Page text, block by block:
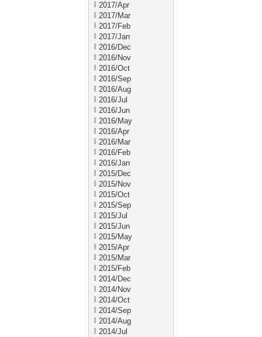
2017/Apr
2017/Mar
2017/Feb
2017/Jan
2016/Dec
2016/Nov
2016/Oct
2016/Sep
2016/Aug
2016/Jul
2016/Jun
2016/May
2016/Apr
2016/Mar
2016/Feb
2016/Jan
2015/Dec
2015/Nov
2015/Oct
2015/Sep
2015/Jul
2015/Jun
2015/May
2015/Apr
2015/Mar
2015/Feb
2014/Dec
2014/Nov
2014/Oct
2014/Sep
2014/Aug
2014/Jul